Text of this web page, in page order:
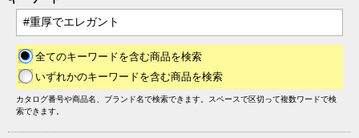
全てのキーワードを含む商品を検索
いずれかのキーワードを含む商品を検索
カタログ番号や商品名、ブランド名で検索できます。スペースで区切って複数ワードで検
索できます。